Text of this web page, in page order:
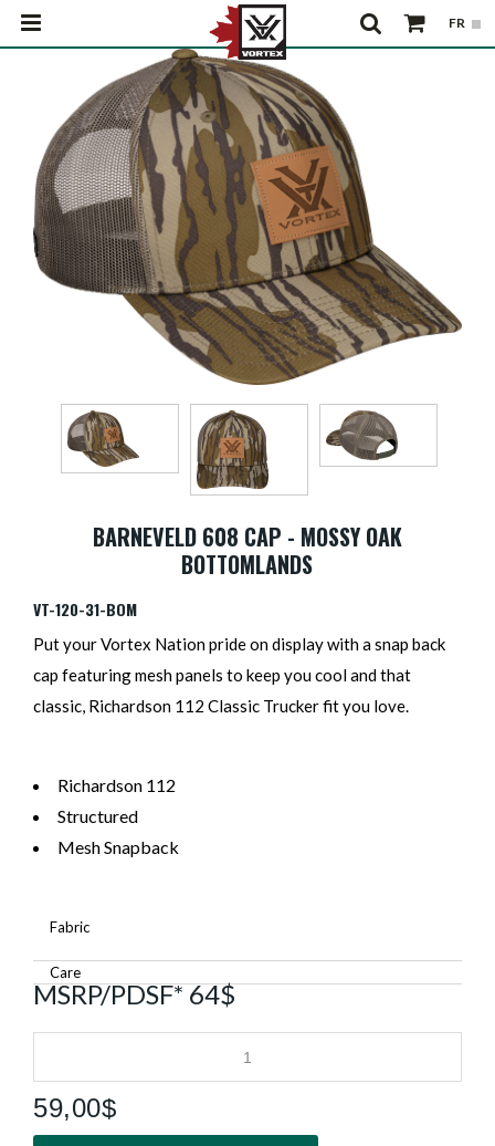
BARNEVELD 608 CAP - MOSSY OAK
BOTTOMLANDS
VT-120-31-BOM
Put your Vortex Nation pride on display with a snap back
cap featuring mesh panels to keep you cool and that
classic, Richardson 112 Classic Trucker fit you love.
Richardson 112
Structured
Mesh Snapback
Fabric
Care
MSRP/PDSF* 64$
59,00$